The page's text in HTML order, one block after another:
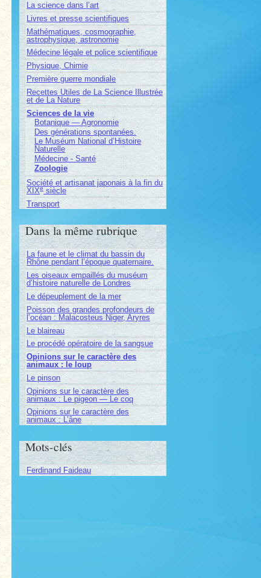
La science dans l’art
Livres et presse scientifiques
Mathématiques, cosmographie,
astrophysique, astronomie
Médecine légale et police scientifique
Physique, Chimie
Première guerre mondiale
Recettes Utiles de La Science Illustrée
et de La Nature
Sciences de la vie
Botanique — Agronomie
Des générations spontanées.
Le Muséum National d’Histoire
Naturelle
Médecine - Santé
Zoologie
Société et artisanat japonais à la fin du
XIXe siècle
Transport
Dans la même rubrique
La faune et le climat du bassin du
Rhône pendant l’époque quaternaire.
Les oiseaux empaillés du muséum
d’histoire naturelle de Londres
Le dépeuplement de la mer
Poisson des grandes profondeurs de
l’océan : Malacosteus Niger, Aryres
Le blaireau
Le procédé opératoire de la sangsue
Opinions sur le caractère des
animaux : le loup
Le pinson
Opinions sur le caractère des
animaux : Le pigeon — Le coq
Opinions sur le caractère des
animaux : L’âne
Mots-clés
Ferdinand Faideau